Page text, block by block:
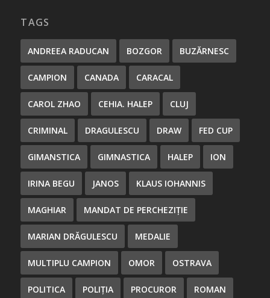
TAGS
ANDREEA RADUCAN BOZGOR BUZĂRNESC
CAMPION CANADA CARACAL
CAROL ZHAO CEHIA. HALEP CLUJ
CRIMINAL DRAGULESCU DRAW FED CUP
GIMANSTICA GIMNASTICA HALEP ION
IRINA BEGU JANOS KLAUS IOHANNIS
MAGHIAR MANDAT DE PERCHEZIȚIE
MARIAN DRĂGULESCU MEDALIE
MULTIPLU CAMPION OMOR OSTRAVA
POLITICA POLIȚIA PROCUROR ROMAN